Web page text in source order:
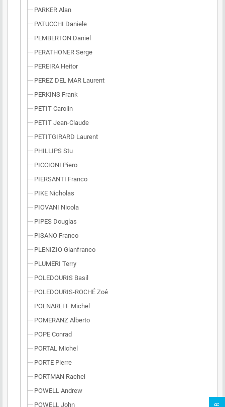
PARKER Alan
PATUCCHI Daniele
PEMBERTON Daniel
PERATHONER Serge
PEREIRA Heitor
PEREZ DEL MAR Laurent
PERKINS Frank
PETIT Carolin
PETIT Jean-Claude
PETITGIRARD Laurent
PHILLIPS Stu
PICCIONI Piero
PIERSANTI Franco
PIKE Nicholas
PIOVANI Nicola
PIPES Douglas
PISANO Franco
PLENIZIO Gianfranco
PLUMERI Terry
POLEDOURIS Basil
POLEDOURIS-ROCHÉ Zoé
POLNAREFF Michel
POMERANZ Alberto
POPE Conrad
PORTAL Michel
PORTE Pierre
PORTMAN Rachel
POWELL Andrew
POWELL John